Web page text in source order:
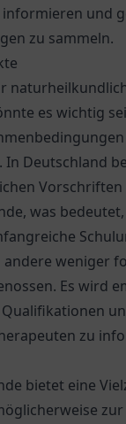
und
zu sammeln.
es wichtig
Deutschland
was
andere weniger
Es wird
zu
bietet eine